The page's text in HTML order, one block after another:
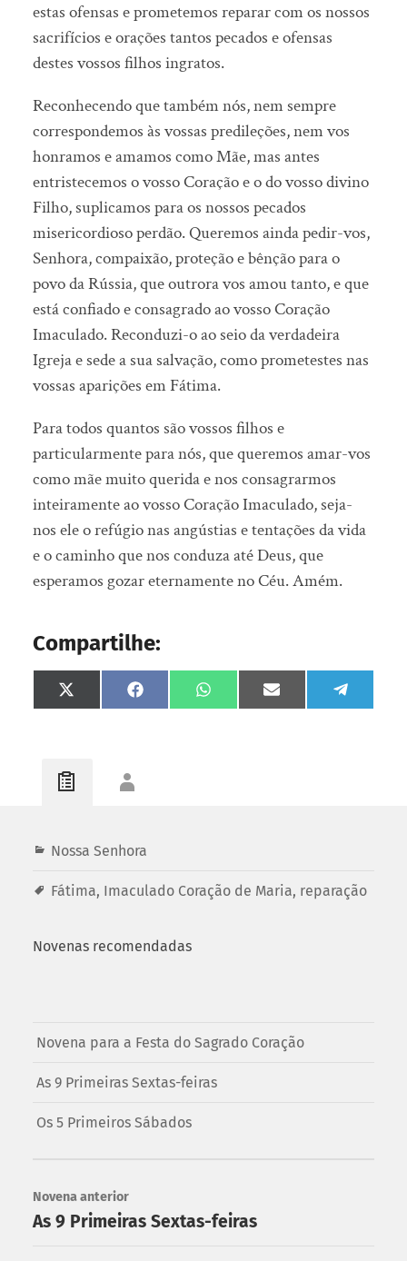
estas ofensas e prometemos reparar com os nossos
sacrifícios e orações tantos pecados e ofensas
destes vossos filhos ingratos.
Reconhecendo que também nós, nem sempre
correspondemos às vossas predileções, nem vos
honramos e amamos como Mãe, mas antes
entristecemos o vosso Coração e o do vosso divino
Filho, suplicamos para os nossos pecados
misericordioso perdão. Queremos ainda pedir-vos,
Senhora, compaixão, proteção e bênção para o
povo da Rússia, que outrora vos amou tanto, e que
está confiado e consagrado ao vosso Coração
Imaculado. Reconduzi-o ao seio da verdadeira
Igreja e sede a sua salvação, como prometestes nas
vossas aparições em Fátima.
Para todos quantos são vossos filhos e
particularmente para nós, que queremos amar-vos
como mãe muito querida e nos consagrarmos
inteiramente ao vosso Coração Imaculado, seja-
nos ele o refúgio nas angústias e tentações da vida
e o caminho que nos conduza até Deus, que
esperamos gozar eternamente no Céu. Amém.
Compartilhe:
Share
on
Share
on
Share
on
Share
on
Share
on
Nossa Senhora
Fátima, Imaculado Coração de Maria, reparação
Novenas recomendadas
Novena para a Festa do Sagrado Coração
As 9 Primeiras Sextas-feiras
Os 5 Primeiros Sábados
Novena anterior
As 9 Primeiras Sextas-feiras